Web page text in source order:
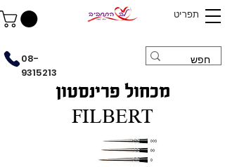
תפריט
08-
9315213
מכחול פרינסטון
FILBERT